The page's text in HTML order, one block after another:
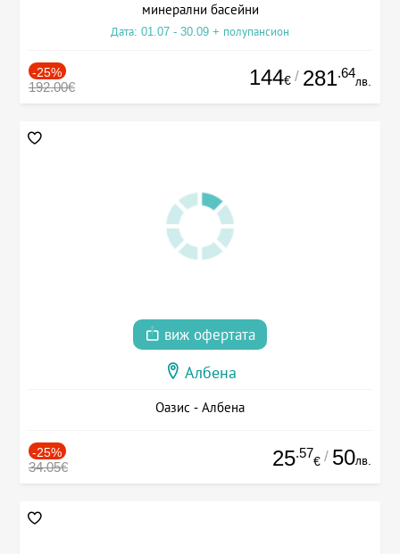
минерални басейни
Дата: 01.07 - 30.09 + полупансион
-25%
192.00€ 144€ / 281.64
лв.
виж офертата
Албена
Оазис - Албена
-25%
34.05€ 25.57
€ / 50лв.